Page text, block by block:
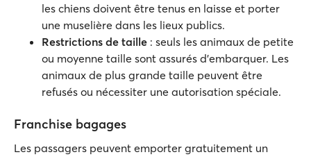
les chiens doivent être tenus en laisse et porter
une muselière dans les lieux publics.
Restrictions de taille : seuls les animaux de petite
ou moyenne taille sont assurés d'embarquer. Les
animaux de plus grande taille peuvent être
refusés ou nécessiter une autorisation spéciale.
Franchise bagages
Les passagers peuvent emporter gratuitement un